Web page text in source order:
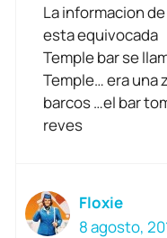
La informacion
esta equivocada
Temple bar se
Temple… era una
barcos …el bar
reves
Floxie
8 agosto,